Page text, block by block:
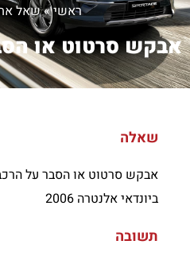
ראשי»שאל
שאלה
אבקש סרטוט או הסבר על
ביונדאי אלנטרה 2006
תשובה